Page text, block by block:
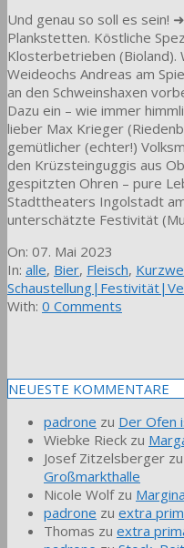
Und genau so soll es sein!
Plankstetten. Köstliche
Klosterbetrieben (Bioland).
Weideochs Andreas am
an den Schweinshaxen
Dazu ein – wie immer
lieber Max Krieger
gemütlicher (echter!)
den Krüzsteinguggis aus
gespitzten Ohren – pure
Stadttheaters Ingolstadt
unterschätzte Festivität
2023-
05-
07
On: 07. Mai 2023
In: alle, Bier, Fleisch,
With: 0 Comments
NEUESTE KOMMENTARE
padrone zu Der Ofen
Wiebke Rieck zu
Josef Zitzelsberger zu
Großmarkthalle
Nicole Wolfzu
padrone zu extra
Thomas zu extra